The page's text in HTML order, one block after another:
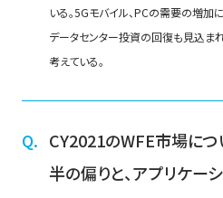
いる。5Gモバイル、PCの需要の増加
データセンター投資の回復も見込ま
考えている。
CY2021のWFE市場につ
半の偏りと、アプリケー